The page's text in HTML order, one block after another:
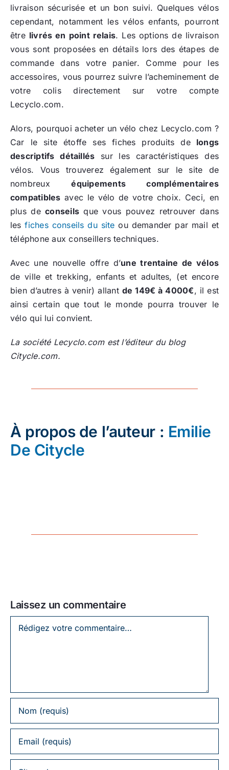
livraison sécurisée et un bon suivi. Quelques vélos
cependant, notamment les vélos enfants, pourront
être livrés en point relais. Les options de livraison
vous sont proposées en détails lors des étapes de
commande dans votre panier. Comme pour les
accessoires, vous pourrez suivre l’acheminement de
votre colis directement sur votre compte
Lecyclo.com.
Alors, pourquoi acheter un vélo chez Lecyclo.com ?
Car le site étoffe ses fiches produits delongs
descriptifs détaillés sur les caractéristiques des
vélos. Vous trouverez également sur le site de
nombreuxéquipements complémentaires
compatibles avec le vélo de votre choix. Ceci, en
plus deconseils que vous pouvez retrouver dans
lesfiches conseils du site ou demander par mail et
téléphone aux conseillers techniques.
Avec une nouvelle offre d’une trentaine de vélos
de ville et trekking, enfants et adultes, (et encore
bien d’autres à venir) allant de 149€ à 4000€, il est
ainsi certain que tout le monde pourra trouver le
vélo qui lui convient.
La société Lecyclo.com est l’éditeur du blog
Citycle.com.
À propos de l’auteur : Emilie
De Citycle
Laissez un commentaire
Laissez